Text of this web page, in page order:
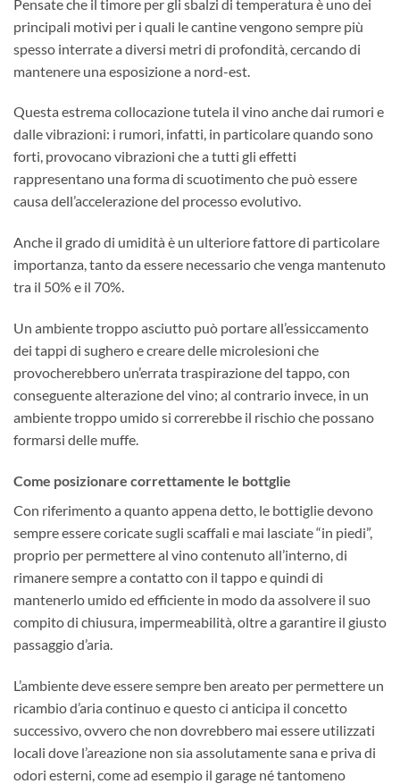
Pensate che il timore per gli sbalzi di temperatura è uno dei
principali motivi per i quali le cantine vengono sempre più
spesso interrate a diversi metri di profondità, cercando di
mantenere una esposizione a nord-est.
Questa estrema collocazione tutela il vino anche dai rumori e
dalle vibrazioni: i rumori, infatti, in particolare quando sono
forti, provocano vibrazioni che a tutti gli effetti
rappresentano una forma di scuotimento che può essere
causa dell’accelerazione del processo evolutivo.
Anche il grado di umidità è un ulteriore fattore di particolare
importanza, tanto da essere necessario che venga mantenuto
tra il 50% e il 70%.
Un ambiente troppo asciutto può portare all’essiccamento
dei tappi di sughero e creare delle microlesioni che
provocherebbero un’errata traspirazione del tappo, con
conseguente alterazione del vino; al contrario invece, in un
ambiente troppo umido si correrebbe il rischio che possano
formarsi delle muffe.
Come posizionare correttamente le bottglie
Con riferimento a quanto appena detto, le bottiglie devono
sempre essere coricate sugli scaffali e mai lasciate “in piedi”,
proprio per permettere al vino contenuto all’interno, di
rimanere sempre a contatto con il tappo e quindi di
mantenerlo umido ed efficiente in modo da assolvere il suo
compito di chiusura, impermeabilità, oltre a garantire il giusto
passaggio d’aria.
L’ambiente deve essere sempre ben areato per permettere un
ricambio d’aria continuo e questo ci anticipa il concetto
successivo, ovvero che non dovrebbero mai essere utilizzati
locali dove l’areazione non sia assolutamente sana e priva di
odori esterni, come ad esempio il garage né tantomeno